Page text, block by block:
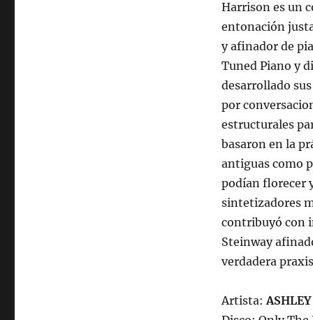
Harrison es un
entonación
y afinador de
Tuned Piano y
desarrollado
por
estructurales
basaron en la
antiguas como
podían florecer
sintetizadores
contribuyó con
Steinway
verdadera
Artista: